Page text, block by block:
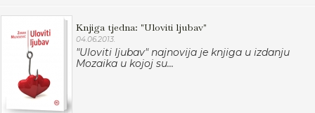
Knjiga tjedna: "Uloviti ljubav"
04.06.2013.
"Uloviti ljubav" najnovija je knjiga u izdanju
Mozaika u kojoj su...